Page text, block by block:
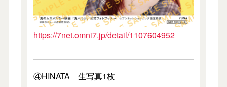
https://7net.omni7.jp/detail/1107604952
④HINATA 生写真1枚